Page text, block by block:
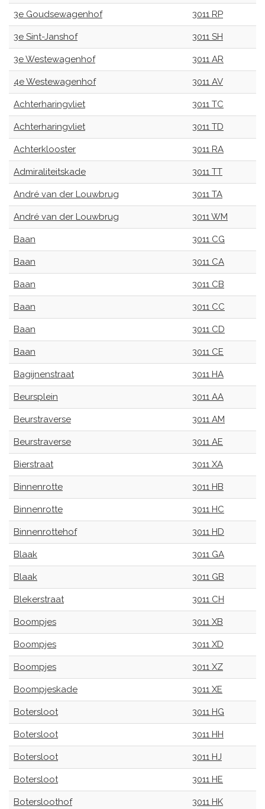
3e Goudsewagenhof 3011 RP
3e Sint-Janshof 3011 SH
3e Westewagenhof 3011 AR
4e Westewagenhof 3011 AV
Achterharingvliet 3011 TC
Achterharingvliet 3011 TD
Achterklooster 3011 RA
Admiraliteitskade 3011 TT
André van der Louwbrug 3011 TA
André van der Louwbrug 3011 WM
Baan 3011 CG
Baan 3011 CA
Baan 3011 CB
Baan 3011 CC
Baan 3011 CD
Baan 3011 CE
Bagijnenstraat 3011 HA
Beursplein 3011 AA
Beurstraverse 3011 AM
Beurstraverse 3011 AE
Bierstraat 3011 XA
Binnenrotte 3011 HB
Binnenrotte 3011 HC
Binnenrottehof 3011 HD
Blaak 3011 GA
Blaak 3011 GB
Blekerstraat 3011 CH
Boompjes 3011 XB
Boompjes 3011 XD
Boompjes 3011 XZ
Boompjeskade 3011 XE
Botersloot 3011 HG
Botersloot 3011 HH
Botersloot 3011 HJ
Botersloot 3011 HE
Botersloothof 3011 HK